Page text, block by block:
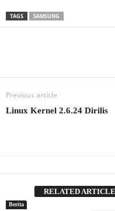
TAGS SAMSUNG
Previous article
Linux Kernel 2.6.24 Dirilis
RELATED
Berita